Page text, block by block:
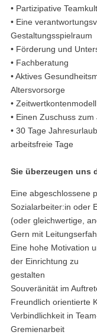
• Partizipative
• Eine
Gestaltungsspielraum
• Förderung und
• Fachberatung
• Aktives
Altersvorsorge
•
• Einen Zuschuss
• 30 Tage
arbeitsfreie Tage
Sie überzeugen uns
Eine abgeschlossene
Sozialarbeiter:in oder
(oder gleichwertige,
Gern mit
Eine hohe Motivation
der Einrichtung zu
gestalten
Souveränität im
Freundlich orientierte
Verbindlichkeit in
Gremienarbeit